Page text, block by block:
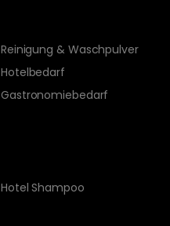
Reinigung & Waschpulver
Hotelbedarf
Gastronomiebedarf
Hotel Shampoo